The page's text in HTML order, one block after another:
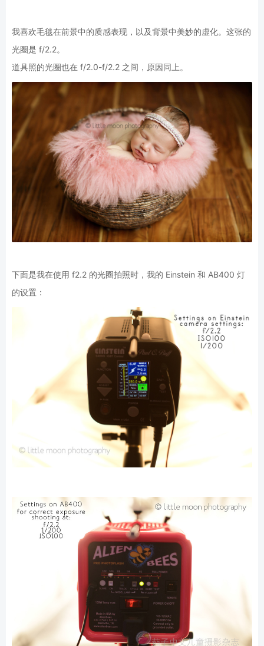
我喜欢毛毯在前景中的质感表现，以及背景中美妙的虚化。这张的
光圈是 f/2.2。
道具照的光圈也在 f/2.0-f/2.2 之间，原因同上。
下面是我在使用 f2.2 的光圈拍照时，我的 Einstein 和 AB400 灯
的设置：